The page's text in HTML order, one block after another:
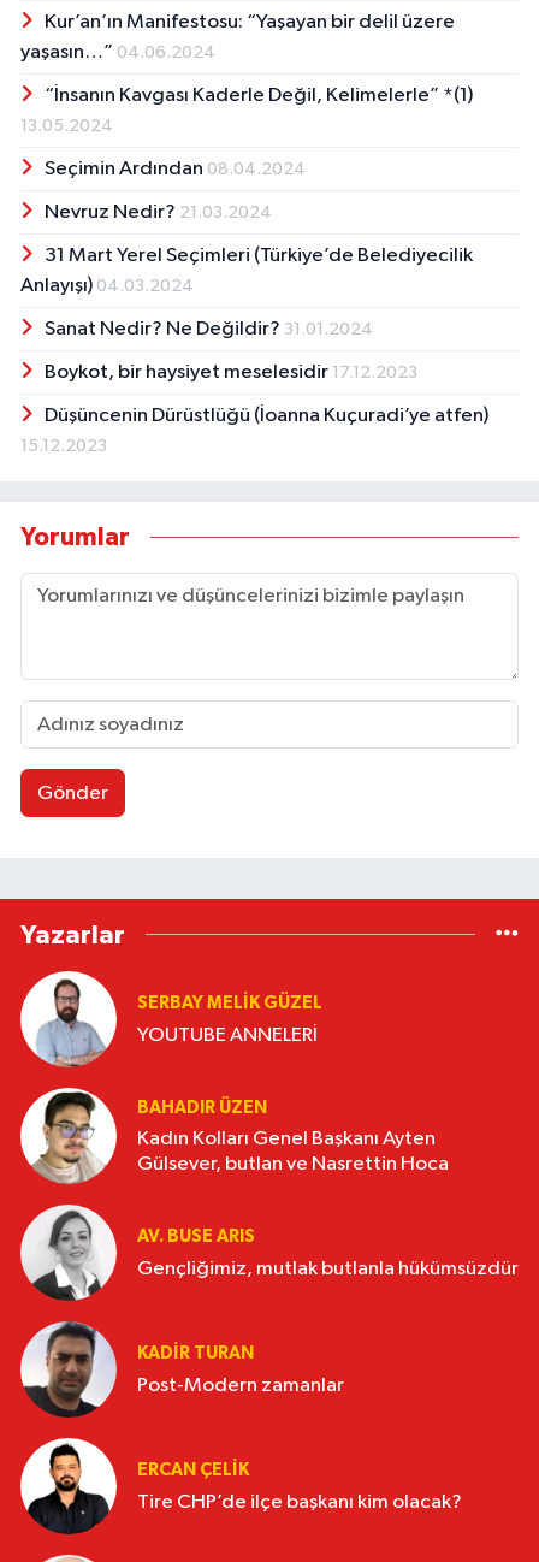
Kur’an’ın Manifestosu: “Yaşayan bir delil üzere
yaşasın…” 04.06.2024
“İnsanın Kavgası Kaderle Değil, Kelimelerle” *(1)
13.05.2024
Seçimin Ardından 08.04.2024
Nevruz Nedir? 21.03.2024
31 Mart Yerel Seçimleri (Türkiye’de Belediyecilik
Anlayışı) 04.03.2024
Sanat Nedir? Ne Değildir? 31.01.2024
Boykot, bir haysiyet meselesidir 17.12.2023
Düşüncenin Dürüstlüğü (İoanna Kuçuradi’ye atfen)
15.12.2023
Yorumlar
Gönder
Yazarlar
SERBAY MELIK GÜZEL
YOUTUBE ANNELERİ
BAHADIR ÜZEN
Kadın Kolları Genel Başkanı Ayten
Gülsever, butlan ve Nasrettin Hoca
AV. BUSE ARIS
Gençliğimiz, mutlak butlanla hükümsüzdür
KADIR TURAN
Post-Modern zamanlar
ERCAN ÇELIK
Tire CHP’de ilçe başkanı kim olacak?